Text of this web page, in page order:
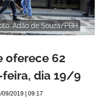
Adão de Souza/PBH
oferece 62
dia 19/9
09/2019 | 09:17